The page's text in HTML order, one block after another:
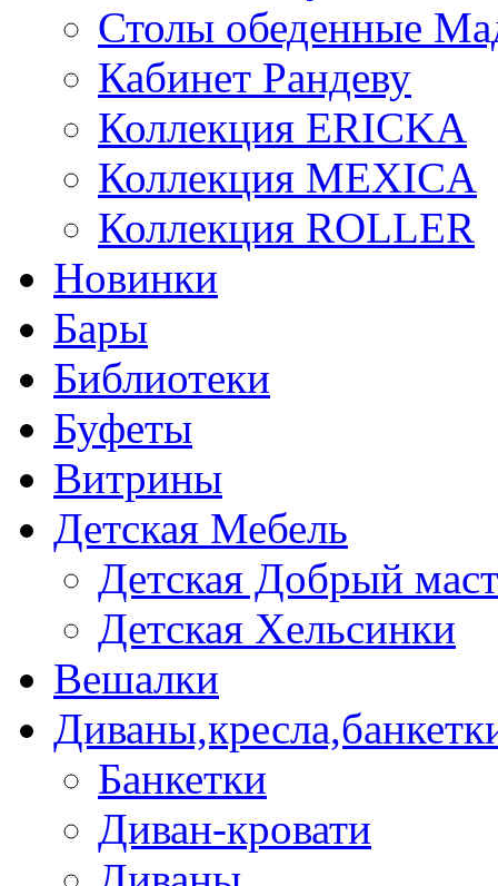
Столы обеденные
Кабинет Рандеву
Коллекция ERICKA
Коллекция MEXICA
Коллекция ROLLER
Новинки
Бары
Библиотеки
Буфеты
Витрины
Детская Мебель
Детская Добрый
Детская Хельсинки
Вешалки
Банкетки
Диван-кровати